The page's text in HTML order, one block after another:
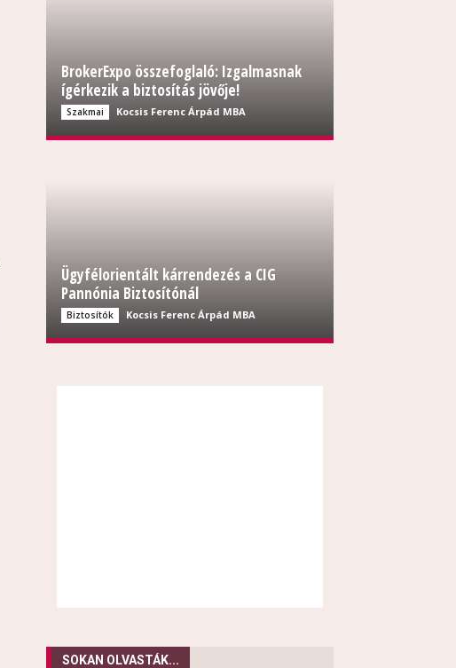
BrokerExpo összefoglaló: Izgalmasnak
ígérkezik a biztosítás jövője!
Szakmai Kocsis Ferenc Árpád MBA
Ügyfélorientált kárrendezés a CIG
Pannónia Biztosítónál
Biztosítók Kocsis Ferenc Árpád MBA
SOKAN OLVASTÁK...